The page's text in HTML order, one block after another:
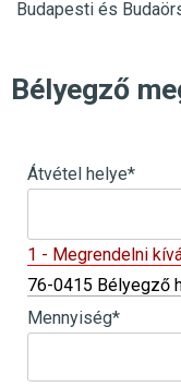
Budapesti és
Bélyegző
Átvétel helye*
1 - Megrendelni
76-0415 Bélyegző
Mennyiség*